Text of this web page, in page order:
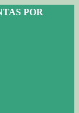
POR